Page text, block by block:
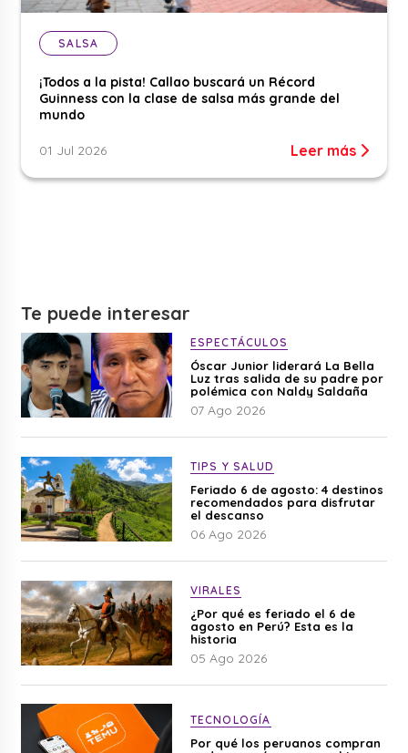
SALSA
¡Todos a la pista! Callao buscará un Récord
Guinness con la clase de salsa más grande del
mundo
01 Jul 2026 Leer más
Te puede interesar
ESPECTÁCULOS
Óscar Junior liderará La Bella
Luz tras salida de su padre por
polémica con Naldy Saldaña
07 Ago 2026
TIPS Y SALUD
Feriado 6 de agosto: 4 destinos
recomendados para disfrutar
el descanso
06 Ago 2026
VIRALES
¿Por qué es feriado el 6 de
agosto en Perú? Esta es la
historia
05 Ago 2026
TECNOLOGÍA
Por qué los peruanos compran